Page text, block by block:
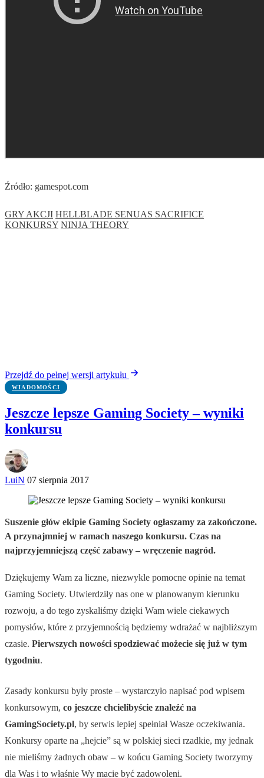
Źródło: gamespot.com
GRY AKCJI HELLBLADE SENUAS SACRIFICE
KONKURSY NINJA THEORY
Przejdź do pełnej wersji artykułu
WIADOMOŚCI
Jeszcze lepsze Gaming Society – wyniki
konkursu
LuiN 07 sierpnia 2017
Suszenie głów ekipie Gaming Society ogłaszamy za zakończone.
A przynajmniej w ramach naszego konkursu. Czas na
najprzyjemniejszą część zabawy – wręczenie nagród.
Dziękujemy Wam za liczne, niezwykle pomocne opinie na temat
Gaming Society. Utwierdziły nas one w planowanym kierunku
rozwoju, a do tego zyskaliśmy dzięki Wam wiele ciekawych
pomysłów, które z przyjemnością będziemy wdrażać w najbliższym
czasie. Pierwszych nowości spodziewać możecie się już w tym
tygodniu.
Zasady konkursu były proste – wystarczyło napisać pod wpisem
konkursowym, co jeszcze chcielibyście znaleźć na
GamingSociety.pl, by serwis lepiej spełniał Wasze oczekiwania.
Konkursy oparte na „hejcie” są w polskiej sieci rzadkie, my jednak
nie mieliśmy żadnych obaw – w końcu Gaming Society tworzymy
dla Was i to właśnie Wy macie być zadowoleni.